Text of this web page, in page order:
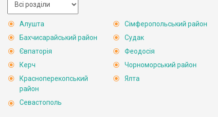
Алушта
Бахчисарайський район
Євпаторія
Керч
Красноперекопський
район
Севастополь
Сімферопольський район
Судак
Феодосія
Чорноморський район
Ялта